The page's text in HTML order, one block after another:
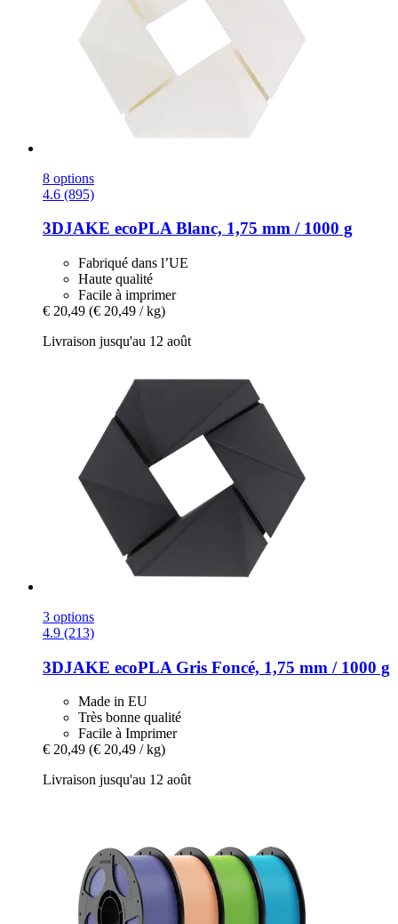
8 options
4.6 (895)
3DJAKE ecoPLA Blanc, 1,75 mm / 1000 g
Fabriqué dans l’UE
Haute qualité
Facile à imprimer
€ 20,49 (€ 20,49 / kg)
Livraison jusqu'au 12 août
3 options
4.9 (213)
3DJAKE ecoPLA Gris Foncé, 1,75 mm / 1000 g
Made in EU
Très bonne qualité
Facile à Imprimer
€ 20,49 (€ 20,49 / kg)
Livraison jusqu'au 12 août